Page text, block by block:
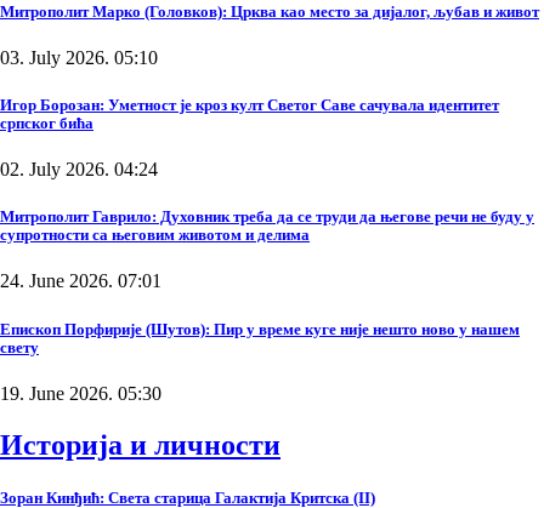
Митрополит Марко (Головков): Црква као место за дијалог, љубав и живот
03. July 2026. 05:10
Игор Борозан: Уметност је кроз култ Светог Саве сачувала идентитет
српског бића
02. July 2026. 04:24
Митрополит Гаврило: Духовник треба да се труди да његове речи не буду у
супротности са његовим животом и делима
24. June 2026. 07:01
Епископ Порфирије (Шутов): Пир у време куге није нешто ново у нашем
свету
19. June 2026. 05:30
Историја и личности
Зоран Кинђић: Света старица Галактија Критска (II)